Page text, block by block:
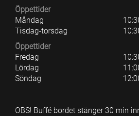
Öppettider
Måndag
Tisdag-torsdag
Öppettider
Fredag
Lördag
Söndag
OBS! Buffé bordet stänger 30 min